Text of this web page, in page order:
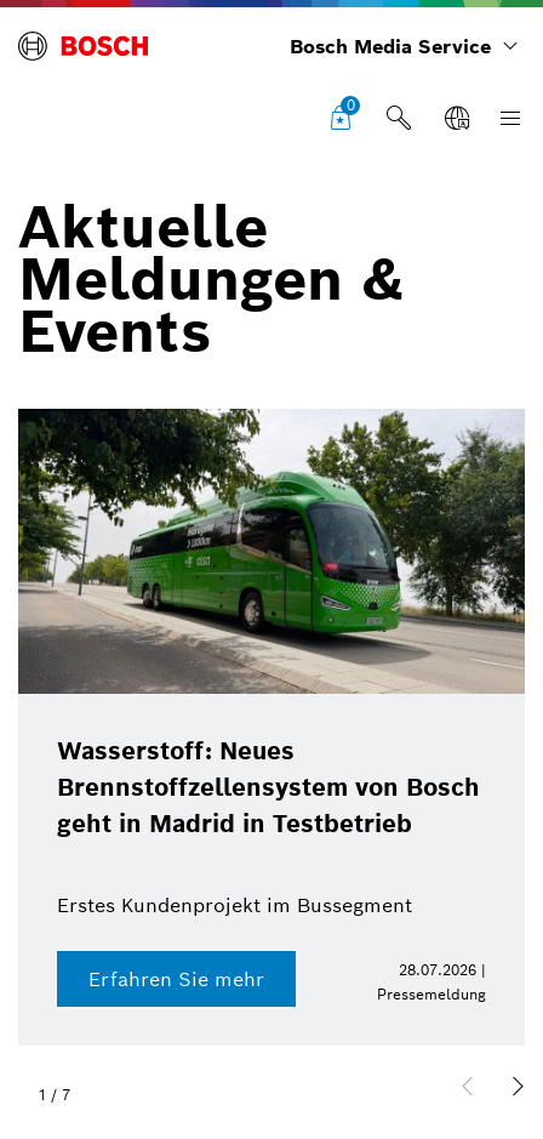
Bosch Media Service
0
Aktuelle
Meldungen &
Events
von Bosch
28.07.2026 |
als Bosch-
zum Ende des
Erfahren Sie mehr
2 / 7